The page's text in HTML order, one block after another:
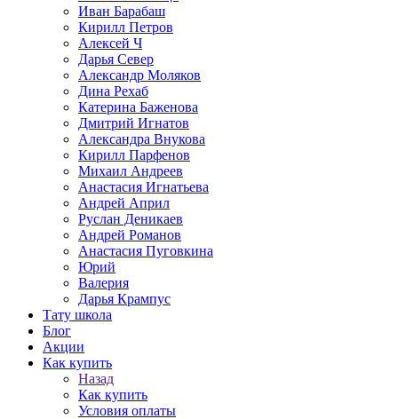
Иван Барабаш
Кирилл Петров
Алексей Ч
Дарья Север
Александр Моляков
Дина Рехаб
Катерина Баженова
Дмитрий Игнатов
Александра Внукова
Кирилл Парфенов
Михаил Андреев
Анастасия Игнатьева
Андрей Април
Руслан Деникаев
Андрей Романов
Анастасия Пуговкина
Юрий
Валерия
Дарья Крампус
Тату школа
Блог
Акции
Как купить
Назад
Как купить
Условия оплаты